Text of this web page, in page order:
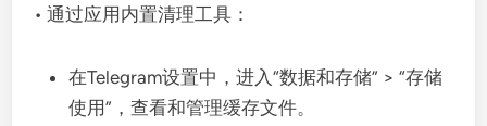
• 通过应用内置清理工具：
在Telegram设置中，进入“数据和存储” > “存储
使用”，查看和管理缓存文件。